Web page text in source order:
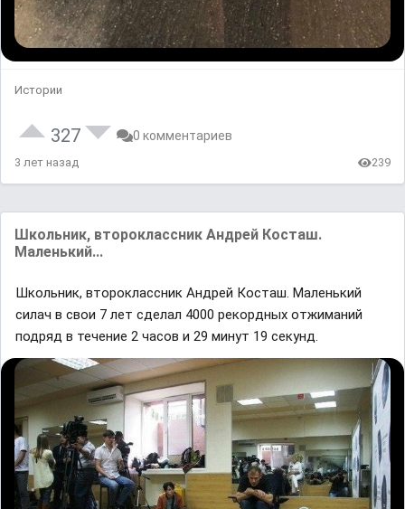
Истории
327 0 комментариев
3 лет назад 239
Школьник, второклассник Андрей Косташ.
Маленький...
Школьник, второклассник Андрей Косташ. Маленький
силач в свои 7 лет сделал 4000 рекордных отжиманий
подряд в течение 2 часов и 29 минут 19 секунд.